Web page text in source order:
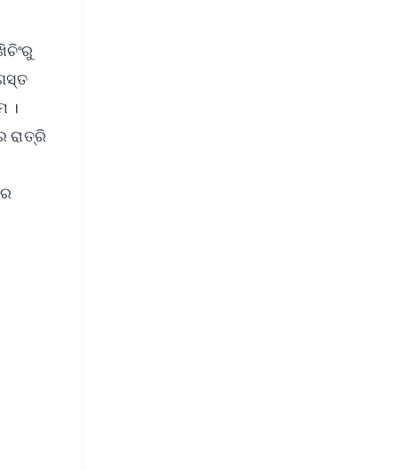
।
ରାତ୍ରି